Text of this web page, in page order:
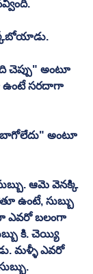
ఉంటే సరదాగా
ఆమె వెనక్కి
ఉంటే, సుబ్బు
ఎవరో బలంగా
కి. చెయ్యి
మళ్ళీ ఎవరో